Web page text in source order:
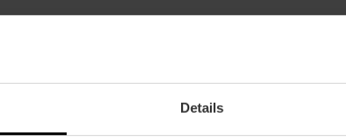
Details